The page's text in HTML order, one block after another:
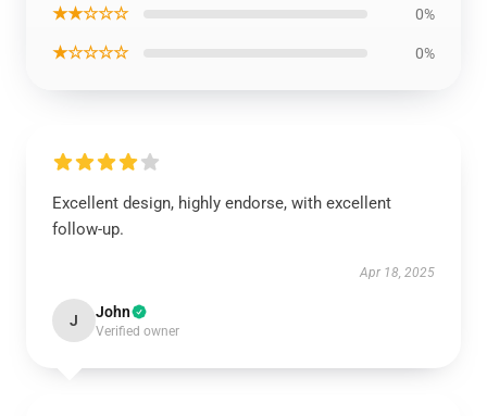
★★☆☆☆ 0%
★☆☆☆☆ 0%
Excellent design, highly endorse, with excellent
follow-up.
Apr 18, 2025
J John
Verified owner